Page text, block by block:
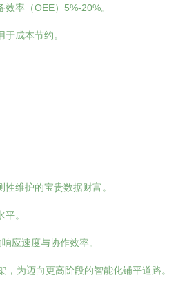
率（OEE）5%-20%。
成本节约。
维护的宝贵数据财富。
。
应速度与协作效率。
为迈向更高阶段的智能化铺平道路。